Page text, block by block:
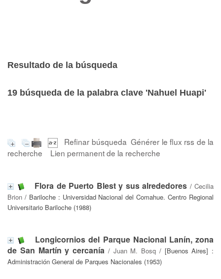
Resultado de la búsqueda
19 búsqueda de la palabra clave 'Nahuel Huapi'
Refinar búsqueda Générer le flux rss de la
recherche
Lien permanent de la recherche
Flora de Puerto Blest y sus alrededores /Cecilia
Brion / Bariloche : Universidad Nacional del Comahue. Centro Regional
Universitario Bariloche (1988)
Longicornios del Parque Nacional Lanín, zona
de San Martín y cercanía / Juan M. Bosq / [Buenos Aires] :
Administración General de Parques Nacionales (1953)